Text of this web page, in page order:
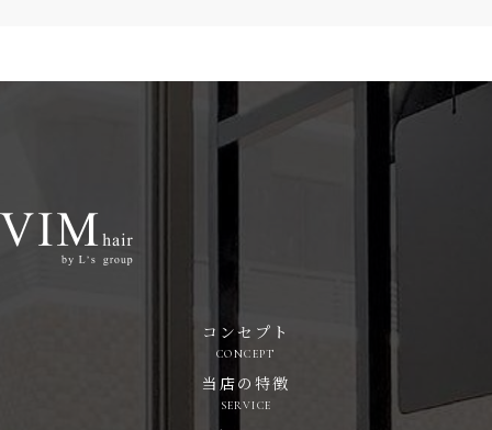
コンセプト
CONCEPT
当店の特徴
SERVICE